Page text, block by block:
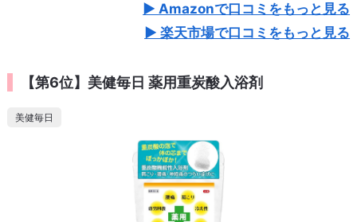
Amazonで口コミをもっと見る
楽天市場で口コミをもっと見る
【第6位】美健毎日 薬用重炭酸入浴剤
美健毎日